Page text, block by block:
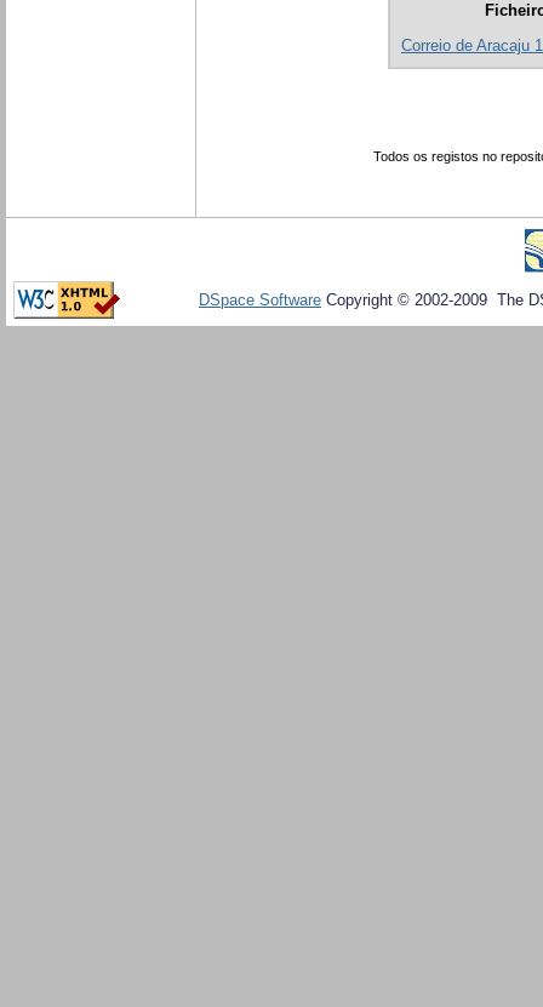
Correio de Aracaju
Todos os registos no
DSpace Software Copyright © 2002-2009 The